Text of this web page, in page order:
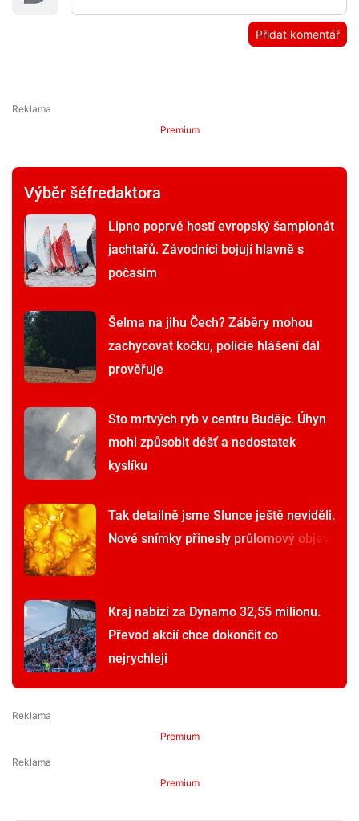
Přidat komentář
Premium
Výběr šéfredaktora
Lipno poprvé hostí evropský šampionát
jachtařů. Závodníci bojují hlavně s
počasím
Šelma na jihu Čech? Záběry mohou
zachycovat kočku, policie hlášení dál
prověřuje
Sto mrtvých ryb v centru Budějc. Úhyn
mohl způsobit déšť a nedostatek
kyslíku
Tak detailně jsme Slunce ještě neviděli.
Nové snímky přinesly průlomový objev
Kraj nabízí za Dynamo 32,55 milionu.
Převod akcií chce dokončit co
nejrychleji
Premium
Premium